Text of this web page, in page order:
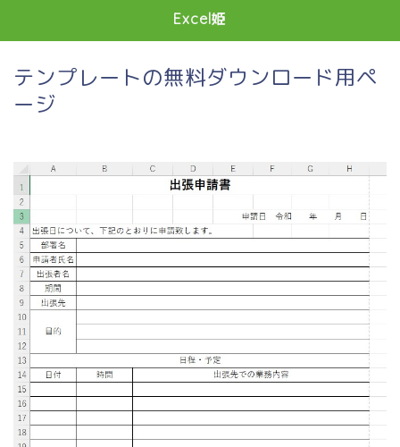
Excel姫
テンプレートの無料ダウンロード用ペ
ージ